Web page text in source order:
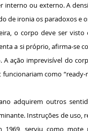
interno ou externo. A
de ironia os paradoxos e
o corpo deve ser
a si próprio, afirma-se
A ação imprevisível do
como
adquirem outros
Instruções de uso,
1969, serviu como